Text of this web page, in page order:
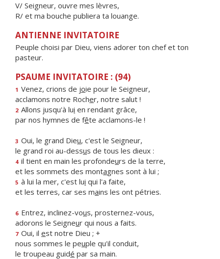
V/ Seigneur, ouvre mes lèvres,
R/ et ma bouche publiera ta louange.
ANTIENNE INVITATOIRE
Peuple choisi par Dieu, viens adorer ton chef et ton
pasteur.
PSAUME INVITATOIRE : (94)
1 Venez, crions de joie pour le Seigneur,
acclamons notre Rocher, notre salut !
2 Allons jusqu'à lui en rendant grâce,
par nos hymnes de fête acclamons-le !
3 Oui, le grand Dieu, c'est le Seigneur,
le grand roi au-dessus de tous les dieux :
4 il tient en main les profondeurs de la terre,
et les sommets des montagnes sont à lui ;
5 à lui la mer, c'est lui qui l'a faite,
et les terres, car ses mains les ont pétries.
6 Entrez, inclinez-vous, prosternez-vous,
adorons le Seigneur qui nous a faits.
7 Oui, il est notre Dieu ; +
nous sommes le peuple qu'il conduit,
le troupeau guidé par sa main.